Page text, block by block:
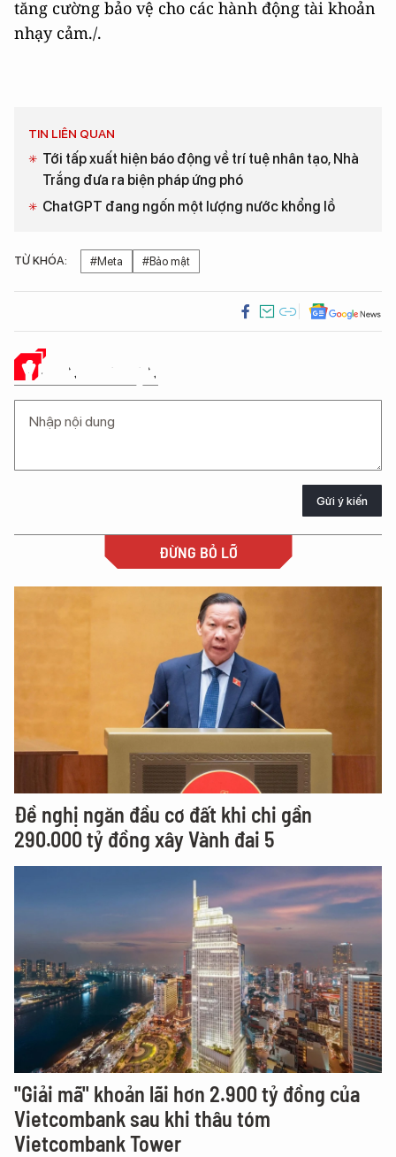
tăng cường bảo vệ cho các hành động tài khoản
nhạy cảm./.
TIN LIÊN QUAN
Tới tấp xuất hiện báo động về trí tuệ nhân tạo, Nhà
Trắng đưa ra biện pháp ứng phó
ChatGPT đang ngốn một lượng nước khổng lồ
TỪ KHÓA: #Meta #Bảo mật
Ý KIẾN CỦA BẠN
Gửi ý kiến
ĐỪNG BỎ LỠ
Đề nghị ngăn đầu cơ đất khi chi gần
290.000 tỷ đồng xây Vành đai 5
"Giải mã" khoản lãi hơn 2.900 tỷ đồng của
Vietcombank sau khi thâu tóm
Vietcombank Tower